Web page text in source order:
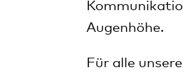
Augenhöhe.
Für alle